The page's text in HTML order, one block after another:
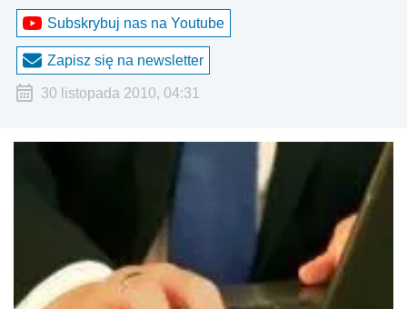
Subskrybuj nas na Youtube
Zapisz się na newsletter
30 listopada 2010, 04:31